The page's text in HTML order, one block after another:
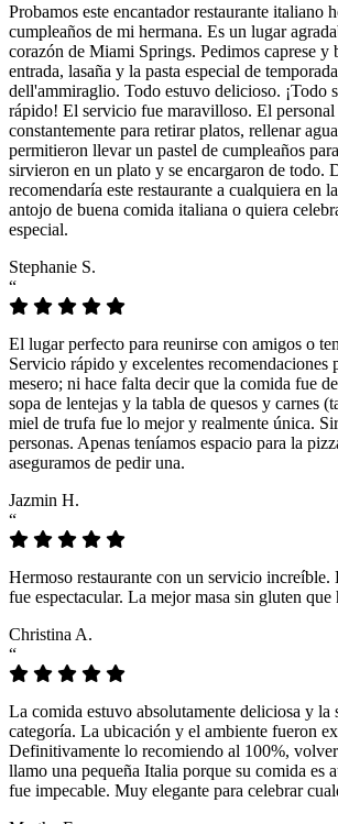
Probamos este encantador restaurante italiano
cumpleaños de mi hermana. Es un lugar
corazón de Miami Springs. Pedimos caprese y
entrada, lasaña y la pasta especial de
dell'ammiraglio. Todo estuvo delicioso. ¡Todo
rápido! El servicio fue maravilloso. El personal
constantemente para retirar platos, rellenar
permitieron llevar un pastel de cumpleaños
sirvieron en un plato y se encargaron de todo.
recomendaría este restaurante a cualquiera en
antojo de buena comida italiana o quiera
especial.
Stephanie S.
“
El lugar perfecto para reunirse con amigos o
Servicio rápido y excelentes recomendaciones
mesero; ni hace falta decir que la comida fue
sopa de lentejas y la tabla de quesos y carnes
miel de trufa fue lo mejor y realmente única.
personas. Apenas teníamos espacio para la
aseguramos de pedir una.
Jazmin H.
“
Hermoso restaurante con un servicio increíble.
fue espectacular. La mejor masa sin gluten que
Christina A.
“
La comida estuvo absolutamente deliciosa y la
categoría. La ubicación y el ambiente fueron
Definitivamente lo recomiendo al 100%,
llamo una pequeña Italia porque su comida es
fue impecable. Muy elegante para celebrar